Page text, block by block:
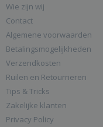
Wie zijn wij
Contact
Algemene voorwaarden
Betalingsmogelijkheden
Verzendkosten
Ruilen en Retourneren
Tips & Tricks
Zakelijke klanten
Privacy Policy